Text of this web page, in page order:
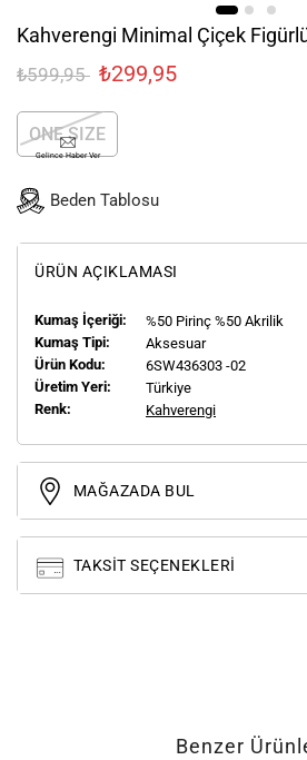
Kahverengi Minimal Çiçek
₺599,95 ₺299,95
ONE SIZE
Gelince Haber Ver
Beden Tablosu
ÜRÜN AÇIKLAMASI
Kumaş İçeriği:
%50 Pirinç %50 Akrilik
Kumaş Tipi:
Aksesuar
Ürün Kodu:
6SW436303 -02
Üretim Yeri:
Türkiye
Renk:
Kahverengi
MAĞAZADA BUL
TAKSIT SEÇENEKLERI
Benzer